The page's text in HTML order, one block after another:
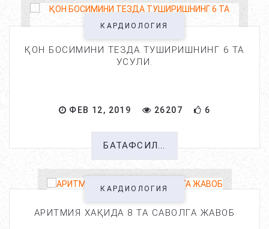
КАРДИОЛОГИЯ
ҚОН БОСИМИНИ ТЕЗДА ТУШИРИШНИНГ 6 ТА
УСУЛИ.
ФЕВ 12, 2019 26207 6
БАТАФСИЛ...
КАРДИОЛОГИЯ
АРИТМИЯ ХАҚИДА 8 ТА САВОЛГА ЖАВОБ